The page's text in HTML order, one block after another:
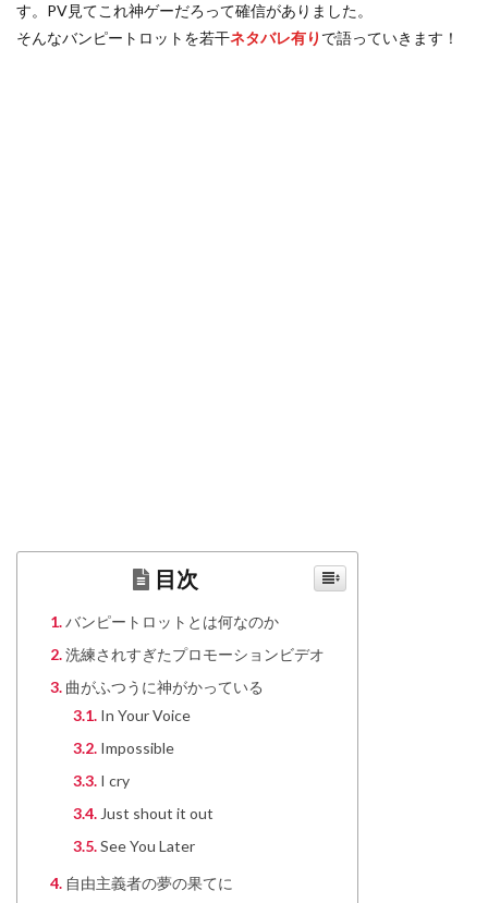
す。PV見てこれ神ゲーだろって確信がありました。
そんなバンピートロットを若干ネタバレ有り で語っていきます！
目次
バンピートロットとは何なのか
洗練されすぎたプロモーションビデオ
曲がふつうに神がかっている
In Your Voice
Impossible
I cry
Just shout it out
See You Later
自由主義者の夢の果てに